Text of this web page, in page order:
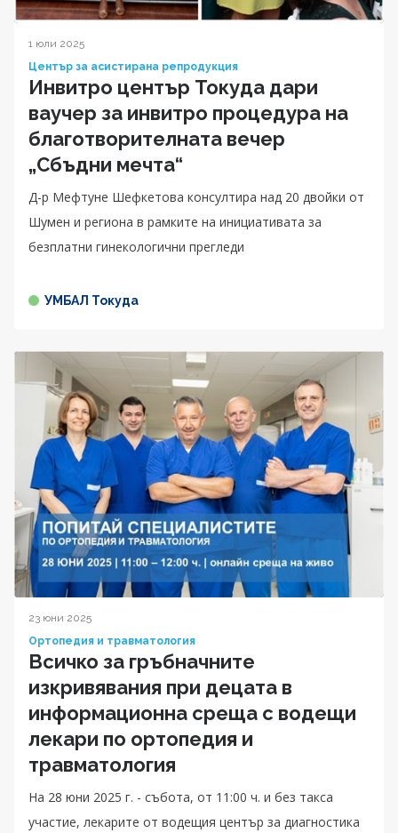
1 юли 2025
Център за асистирана репродукция
Инвитро център Токуда дари
ваучер за инвитро процедура на
благотворителнатa вечер
„Сбъдни мечта“
Д-р Мефтуне Шефкетова консултира над 20 двойки от
Шумен и региона в рамките на инициативата за
безплатни гинекологични прегледи
УМБАЛ Токуда
23 юни 2025
Ортопедия и травматология
Всичко за гръбначните
изкривявания при децата в
информационна среща с водещи
лекари по ортопедия и
травматология
На 28 юни 2025 г. - събота, от 11:00 ч. и без такса
участие, лекарите от водещия център за диагностика